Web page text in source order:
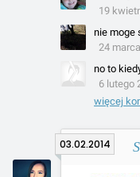
19
nie moge
24
no to
6 lutego
więcej
03.02.2014